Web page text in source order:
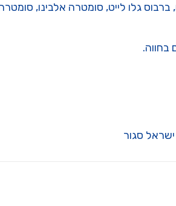
גלו לייט, סומטרה אלבינו,
בחווה.